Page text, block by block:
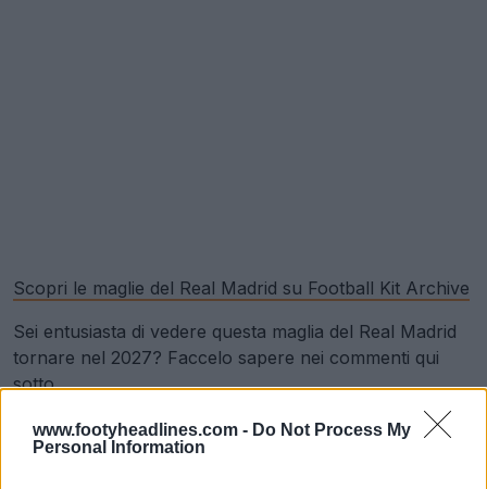
www.footyheadlines.com - Do Not Process My
Personal Information
Scopri le maglie del Real Madrid su Football Kit Archive
Sei entusiasta di vedere questa maglia del Real Madrid
tornare nel 2027? Faccelo sapere nei commenti qui
sotto.
Mostra commenti